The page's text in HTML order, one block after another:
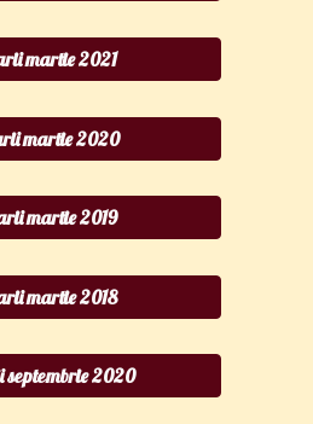
martie 2021
martie 2020
martie 2019
martie 2018
2020